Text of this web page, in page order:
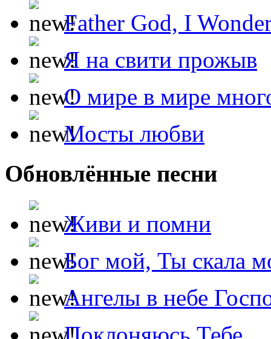
Father God, I
Я на свити прожыв
О мире в мире
Мосты любви
Обновлённые песни
Живи и помни
Бог мой, Ты скала
Ангелы в небе